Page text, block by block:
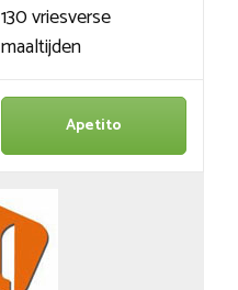
130 vriesverse
maaltijden
Apetito